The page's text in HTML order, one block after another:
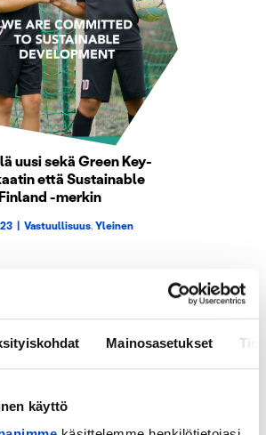
Mainosasetukset
käyttö
uusi sekä Green Key-
että Sustainable
-merkin
| Vastuullisuus,Yleinen